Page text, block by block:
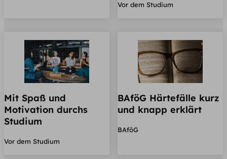
Vor dem Studium
Mit Spaß und
Motivation durchs
Studium
Vor dem Studium
BAföG Härtefälle kurz
und knapp erklärt
BAföG